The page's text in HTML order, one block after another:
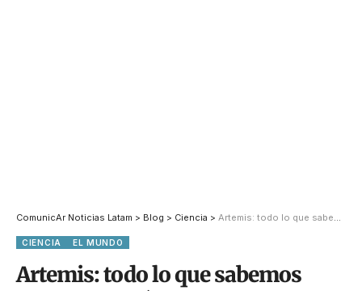
ComunicAr Noticias Latam > Blog > Ciencia > Artemis: todo lo que sabemos sobre la misión para volver a llevar al hombre a la Luna
CIENCIA EL MUNDO
Artemis: todo lo que sabemos